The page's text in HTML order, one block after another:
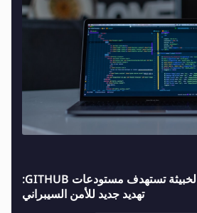
برمجية WEBRAT الخبيثة تستهدف مستودعات GITHUB:
تهديد جديد للأمن السيبراني